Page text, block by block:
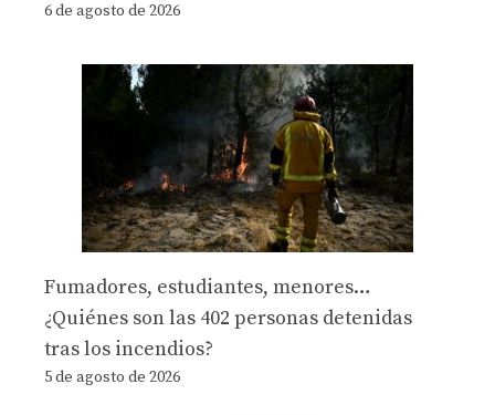
6 de agosto de 2026
Fumadores, estudiantes, menores…
¿Quiénes son las 402 personas detenidas
tras los incendios?
5 de agosto de 2026